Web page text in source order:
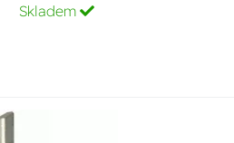
Skladem